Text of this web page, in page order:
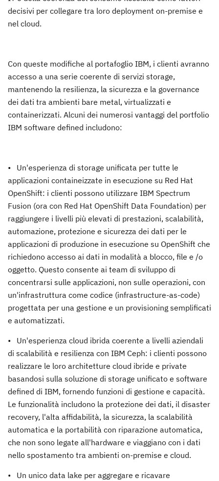
decisivi per collegare tra loro deployment on-premise e
nel cloud.
Con queste modifiche al portafoglio IBM, i clienti avranno
accesso a una serie coerente di servizi storage,
mantenendo la resilienza, la sicurezza e la governance
dei dati tra ambienti bare metal, virtualizzati e
containerizzati. Alcuni dei numerosi vantaggi del portfolio
IBM software defined includono:
• Un'esperienza di storage unificata per tutte le
applicazioni containeizzate in esecuzione su Red Hat
OpenShift: i clienti possono utilizzare IBM Spectrum
Fusion (ora con Red Hat OpenShift Data Foundation) per
raggiungere i livelli più elevati di prestazioni, scalabilità,
automazione, protezione e sicurezza dei dati per le
applicazioni di produzione in esecuzione su OpenShift che
richiedono accesso ai dati in modalità a blocco, file e /o
oggetto. Questo consente ai team di sviluppo di
concentrarsi sulle applicazioni, non sulle operazioni, con
un'infrastruttura come codice (infrastructure-as-code)
progettata per una gestione e un provisioning semplificati
e automatizzati.
• Un'esperienza cloud ibrida coerente a livelli aziendali
di scalabilità e resilienza con IBM Ceph: i clienti possono
realizzare le loro architetture cloud ibride e private
basandosi sulla soluzione di storage unificato e software
defined di IBM, fornendo funzioni di gestione e capacità.
Le funzionalità includono la protezione dei dati, il disaster
recovery, l'alta affidabilità, la sicurezza, la scalabilità
automatica e la portabilità con riparazione automatica,
che non sono legate all'hardware e viaggiano con i dati
nello spostamento tra ambienti on-premise e cloud.
• Un unico data lake per aggregare e ricavare